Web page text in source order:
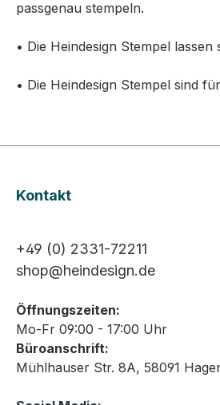
passgenau stempeln.
• Die Heindesign Stempel
• Die Heindesign Stempel sind
Kontakt
+49 (0) 2331-72211
shop@heindesign.de
Öffnungszeiten:
Mo-Fr 09:00 - 17:00 Uhr
Büroanschrift:
Mühlhauser Str. 8A, 58091